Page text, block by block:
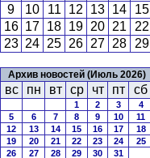
9
10 11 12 13 14
15
16 17 18 19 20 21
22
23 24 25 26 27 28 29
Архив новостей (Июль 2026)
вс пн вт ср чт пт сб
1 2 3
4
5
6 7 8 9 10
11
12
13 14 15 16 17
18
19
20 21 22 23 24
25
26
27 28 29 30 31